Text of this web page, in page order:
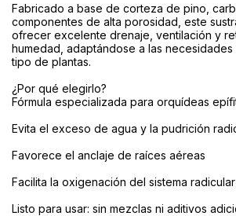
Fabricado a base de corteza de pino,
componentes de alta porosidad, este
ofrecer excelente drenaje, ventilación y
humedad, adaptándose a las
tipo de plantas.
¿Por qué elegirlo?
Fórmula especializada para orquídeas
Evita el exceso de agua y la pudrición
Favorece el anclaje de raíces aéreas
Facilita la oxigenación del sistema radicular
Listo para usar: sin mezclas ni aditivos